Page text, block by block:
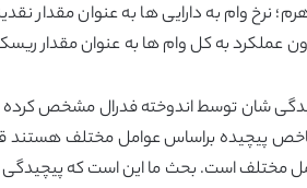
نرخ وام به دارایی ها به عنوان مقدار
شان توسط اندوخته فدرال مشخص
پیچیده براساس عوامل مختلف هستند
مختلف است. بحث ما این است که